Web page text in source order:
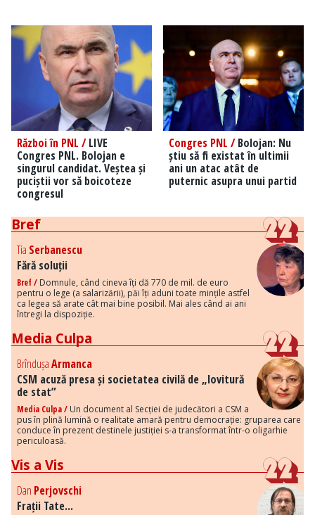
Război în PNL /LIVE
Congres PNL. Bolojan e
singurul candidat. Veștea și
puciștii vor să boicoteze
congresul
Congres PNL /Bolojan: Nu
știu să fi existat în ultimii
ani un atac atât de
puternic asupra unui partid
Bref
Tia Serbanescu
Fără soluții
Bref / Domnule, când cineva îți dă 770 de mil. de euro
pentru o lege (a salarizării), păi îți aduni toate mințile astfel
ca legea să arate cât mai bine posibil. Mai ales când ai ani
întregi la dispoziție.
Media Culpa
BrîndușaArmanca
CSM acuză presa și societatea civilă de „lovitură
de stat”
Media Culpa / Un document al Secției de judecători a CSM a
pus în plină lumină o realitate amară pentru democrație: gruparea care
conduce în prezent destinele justiției s-a transformat într-o oligarhie
periculoasă.
Vis a Vis
Dan Perjovschi
Frații Tate...